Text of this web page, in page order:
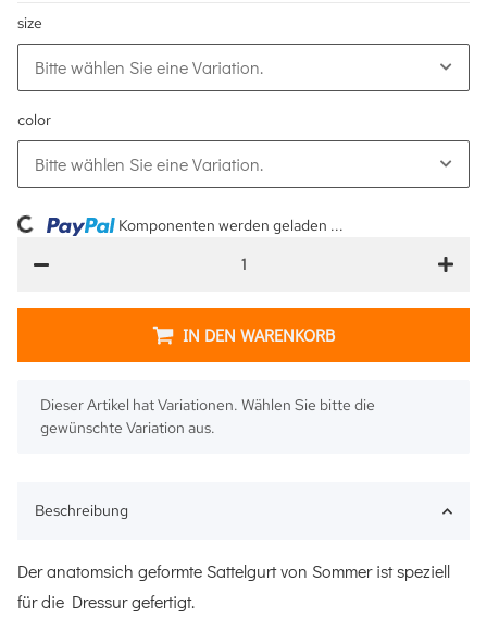
size
Bitte wählen Sie eine Variation.
color
Bitte wählen Sie eine Variation.
IN DEN WARENKORB
Komponenten werden geladen ...
x
Dieser Artikel hat Variationen. Wählen Sie bitte die
gewünschte Variation aus.
Beschreibung
Der anatomsich geformte Sattelgurt von Sommer ist speziell
für die Dressur gefertigt.